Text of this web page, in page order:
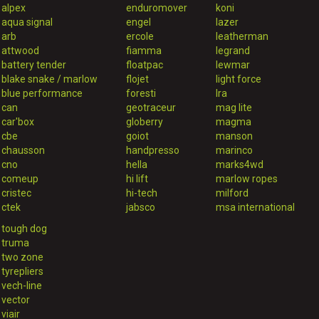
alpex
aqua signal
arb
attwood
battery tender
blake snake / marlow
blue performance
can
car'box
cbe
chausson
cno
comeup
cristec
ctek
enduromover
engel
ercole
fiamma
floatpac
flojet
foresti
geotraceur
globerry
goiot
handpresso
hella
hi lift
hi-tech
jabsco
koni
lazer
leatherman
legrand
lewmar
light force
lra
mag lite
magma
manson
marinco
marks4wd
marlow ropes
milford
msa international
tough dog
truma
two zone
tyrepliers
vech-line
vector
viair